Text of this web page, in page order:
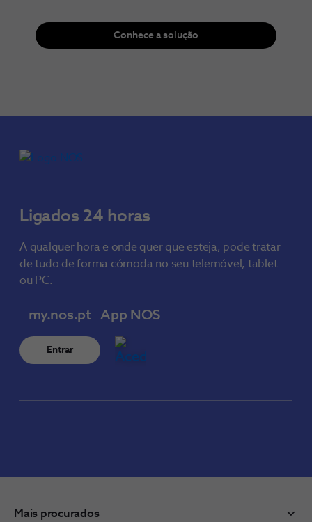
Conhece a solução
Ligados 24 horas
A qualquer hora e onde quer que esteja, pode tratar
de tudo de forma cómoda no seu telemóvel, tablet
ou PC.
my.nos.pt
Entrar
App NOS
Mais procurados